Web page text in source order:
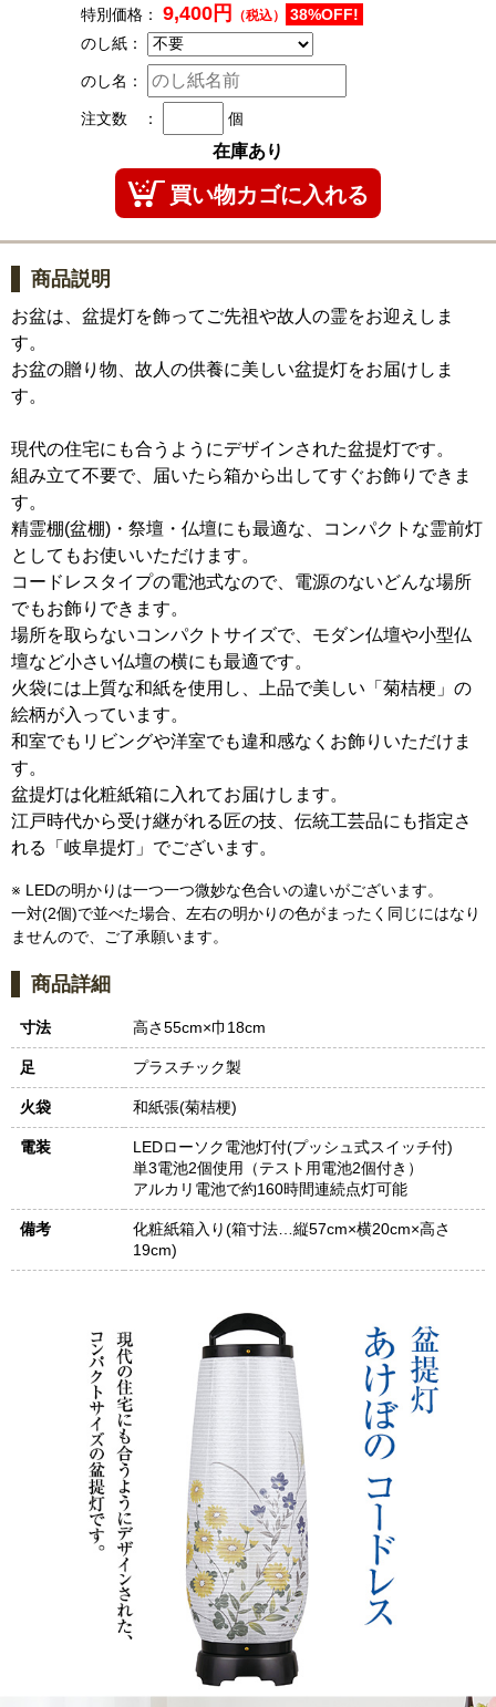
特別価格： 9,400円 （税込）
38%OFF!
のし紙：
のし名：
注文数 ： 個
在庫あり
商品説明
お盆は、盆提灯を飾ってご先祖や故人の霊をお迎えしま
す。
お盆の贈り物、故人の供養に美しい盆提灯をお届けしま
す。
現代の住宅にも合うようにデザインされた盆提灯です。
組み立て不要で、届いたら箱から出してすぐお飾りできま
す。
精霊棚(盆棚)・祭壇・仏壇にも最適な、コンパクトな霊前灯
としてもお使いいただけます。
コードレスタイプの電池式なので、電源のないどんな場所
でもお飾りできます。
場所を取らないコンパクトサイズで、モダン仏壇や小型仏
壇など小さい仏壇の横にも最適です。
火袋には上質な和紙を使用し、上品で美しい「菊桔梗」の
絵柄が入っています。
和室でもリビングや洋室でも違和感なくお飾りいただけま
す。
盆提灯は化粧紙箱に入れてお届けします。
江戸時代から受け継がれる匠の技、伝統工芸品にも指定さ
れる「岐阜提灯」でございます。
※ LEDの明かりは一つ一つ微妙な色合いの違いがございます。
一対(2個)で並べた場合、左右の明かりの色がまったく同じにはなり
ませんので、ご了承願います。
商品詳細
寸法 高さ55cm×巾18cm
足 プラスチック製
火袋 和紙張(菊桔梗)
電装
LEDローソク電池灯付(プッシュ式スイッチ付)
単3電池2個使用（テスト用電池2個付き）
アルカリ電池で約160時間連続点灯可能
備考
化粧紙箱入り(箱寸法…縦57cm×横20cm×高さ
19cm)